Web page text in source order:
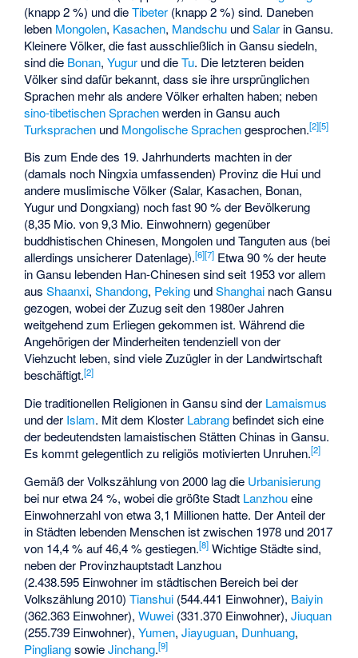
(knapp 2 %) und dieTibeter (knapp 2 %) sind. Daneben
leben Mongolen, Kasachen, Mandschu undSalar in Gansu.
Kleinere Völker, die fast ausschließlich in Gansu siedeln,
sind die Bonan,Yugur und dieTu. Die letzteren beiden
Völker sind dafür bekannt, dass sie ihre ursprünglichen
Sprachen mehr als andere Völker erhalten haben; neben
sino-tibetischen Sprachenwerden in Gansu auch
Turksprachen und Mongolische Sprachengesprochen.[2][5]
Bis zum Ende des 19. Jahrhunderts machten in der
(damals noch Ningxia umfassenden) Provinz die Hui und
andere muslimische Völker (Salar, Kasachen, Bonan,
Yugur und Dongxiang) noch fast 90 % der Bevölkerung
(8,35 Mio. von 9,3 Mio. Einwohnern) gegenüber
buddhistischen Chinesen, Mongolen und Tanguten aus (bei
allerdings unsicherer Datenlage).[6][7] Etwa 90 % der heute
in Gansu lebenden Han-Chinesen sind seit 1953 vor allem
ausShaanxi,Shandong, Peking undShanghai nach Gansu
gezogen, wobei der Zuzug seit den 1980er Jahren
weitgehend zum Erliegen gekommen ist. Während die
Angehörigen der Minderheiten tendenziell von der
Viehzucht leben, sind viele Zuzügler in der Landwirtschaft
beschäftigt.[2]
Die traditionellen Religionen in Gansu sind der Lamaismus
und der Islam. Mit dem Kloster Labrangbefindet sich eine
der bedeutendsten lamaistischen Stätten Chinas in Gansu.
Es kommt gelegentlich zu religiös motivierten Unruhen.[2]
Gemäß der Volkszählung von 2000 lag die Urbanisierung
bei nur etwa 24 %, wobei die größte Stadt Lanzhoueine
Einwohnerzahl von etwa 3,1 Millionen hatte. Der Anteil der
in Städten lebenden Menschen ist zwischen 1978 und 2017
von 14,4 % auf 46,4 % gestiegen.[8] Wichtige Städte sind,
neben der Provinzhauptstadt Lanzhou
(2.438.595 Einwohner im städtischen Bereich bei der
Volkszählung 2010)Tianshui (544.441 Einwohner), Baiyin
(362.363 Einwohner),Wuwei (331.370 Einwohner),Jiuquan
(255.739 Einwohner),Yumen,Jiayuguan, Dunhuang,
PingliangsowieJinchang.[9]